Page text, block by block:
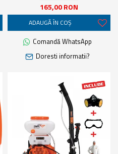
165,00 RON
ADAUGĂ ÎN COŞ
Comandă WhatsApp
Doresti informatii?